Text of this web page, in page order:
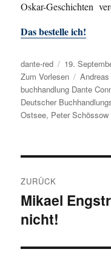
Oskar-Geschichten
Das bestelle ich!
Autor
dante-red
Veröffentlicht
am
19.
Zum Vorlesen
buchhandlung Dante
Deutscher
Ostsee, Peter Schössow
ZURÜCK
Vorheriger
Beitrag:
Mikael
nicht!